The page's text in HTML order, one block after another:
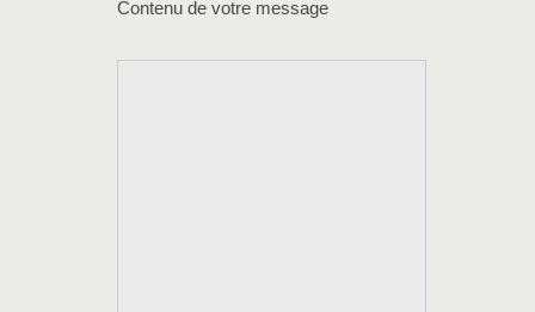
Contenu de votre message